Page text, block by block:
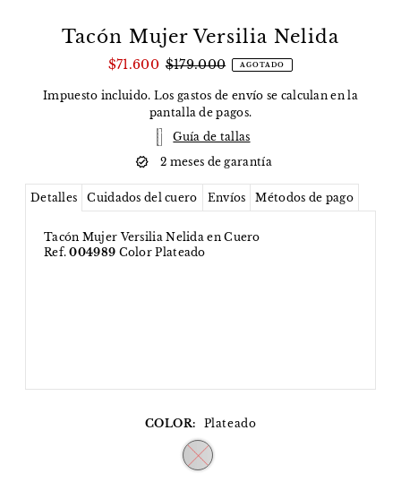
Tacón Mujer Versilia Nelida
$71.600 $179.000 AGOTADO
Impuesto incluido. Los gastos de envío se calculan en la
pantalla de pagos.
Guía de tallas
2 meses de garantía
Detalles Cuidados del cuero Envíos Métodos de pago
Tacón Mujer Versilia Nelida en Cuero
Ref.004989 Color Plateado
COLOR: Plateado